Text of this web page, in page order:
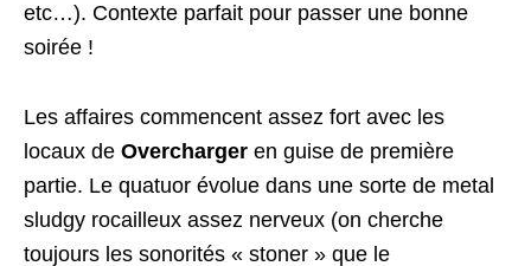
etc…). Contexte parfait pour passer une bonne
soirée !
Les affaires commencent assez fort avec les
locaux de Overcharger en guise de première
partie. Le quatuor évolue dans une sorte de metal
sludgy rocailleux assez nerveux (on cherche
toujours les sonorités « stoner » que le